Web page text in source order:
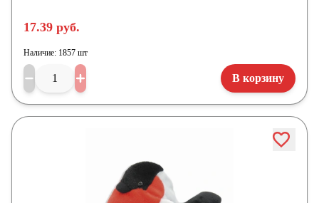
17.39 руб.
Наличие: 1857 шт
В корзину